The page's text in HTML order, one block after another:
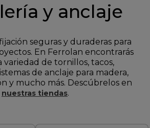
y anclaje
seguras y duraderas para
En Ferrolan encontrarás
variedad de tornillos, tacos,
de anclaje para madera,
y mucho más. Descúbrelos en
nuestras tiendas.